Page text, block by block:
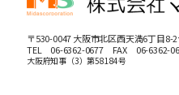
〒530-0047 大阪市北区西天満6丁目8-
TEL 06-6362-0677FAX 06-6362-
大阪府知事（3）第58184号